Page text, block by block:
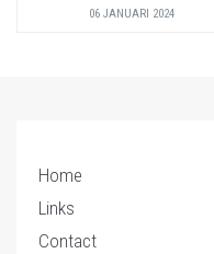
06 JANUARI 2024
Home
Links
Contact